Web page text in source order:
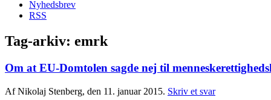
Nyhedsbrev
RSS
Tag-arkiv: emrk
Om at EU-Domtolen sagde nej til
Af Nikolaj Stenberg, den 11. januar 2015. Skriv et svar